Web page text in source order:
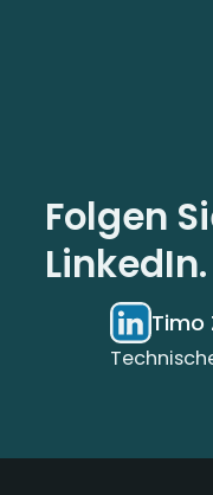
Folgen
LinkedIn.
Timo